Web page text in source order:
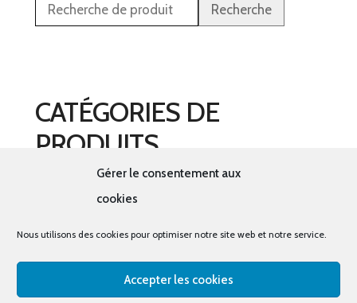
Gérer le consentement aux
cookies
Nous utilisons des cookies pour optimiser notre site web et notre service.
Accepter les cookies
Recherche
CATÉGORIES DE
PRODUITS
Sélectionner une catégorie